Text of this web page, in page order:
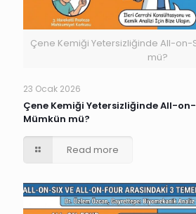
Çene Kemiği Yetersizliğinde All-on-
mü?
23 Ocak 2026
Çene Kemiği Yetersizliğinde All-
Mümkün mü?
Read more